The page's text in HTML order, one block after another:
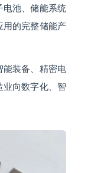
池、储能系统
用的完整储能产
装备、精密电
业向数字化、智